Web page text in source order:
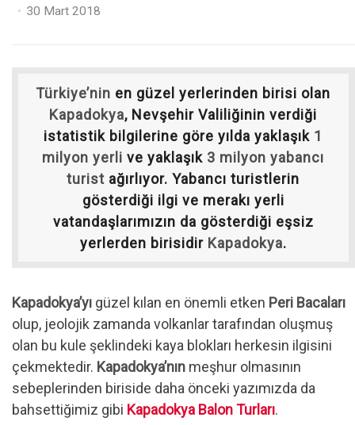
Posted
30 Mart 2018
Türkiye’nin en güzel yerlerinden birisi olan
Kapadokya, Nevşehir Valiliğinin verdiği
istatistik bilgilerine göre yılda yaklaşık 1
milyon yerli ve yaklaşık 3 milyon yabancı
turist ağırlıyor. Yabancı turistlerin
gösterdiği ilgi ve merakı yerli
vatandaşlarımızın da gösterdiği eşsiz
yerlerden birisidir Kapadokya.
Kapadokya’yı güzel kılan en önemli etken Peri Bacaları
olup, jeolojik zamanda volkanlar tarafından oluşmuş
olan bu kule şeklindeki kaya blokları herkesin ilgisini
çekmektedir. Kapadokya’nın meşhur olmasının
sebeplerinden biriside daha önceki yazımızda da
bahsettiğimiz gibi Kapadokya Balon Turları.